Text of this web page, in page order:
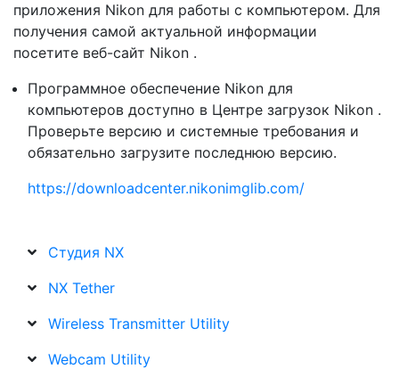
приложения Nikon для работы с компьютером. Для
получения самой актуальной информации
посетите веб-сайт Nikon .
Программное обеспечение Nikon для
компьютеров доступно в Центре загрузок Nikon .
Проверьте версию и системные требования и
обязательно загрузите последнюю версию.
https://downloadcenter.nikonimglib.com/
Студия NX
NX Tether
Wireless Transmitter Utility
Webcam Utility